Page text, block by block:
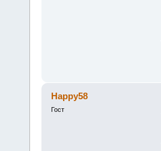
Happy58
Гост